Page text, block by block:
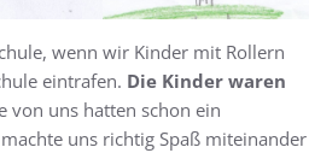
wenn wir Kinder mit Rollern
eintrafen. Die Kinder waren
von uns hatten schon ein
uns richtig Spaß miteinander